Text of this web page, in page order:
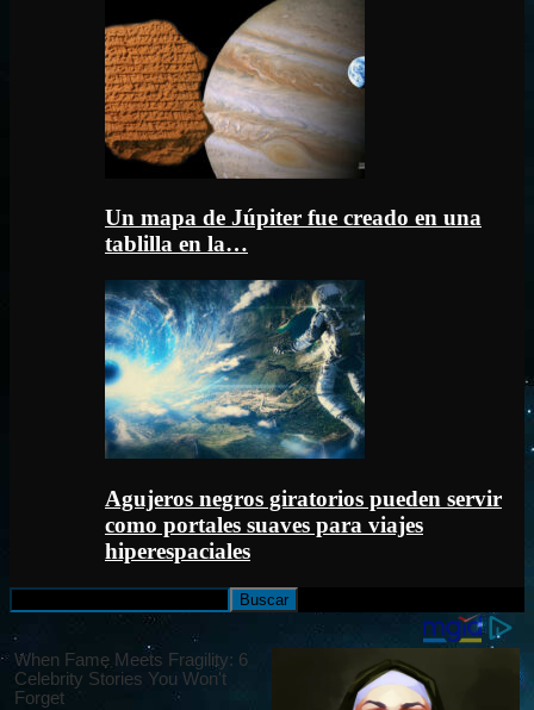
Un mapa de Júpiter fue creado en una
tablilla en la…
Agujeros negros giratorios pueden servir
como portales suaves para viajes
hiperespaciales